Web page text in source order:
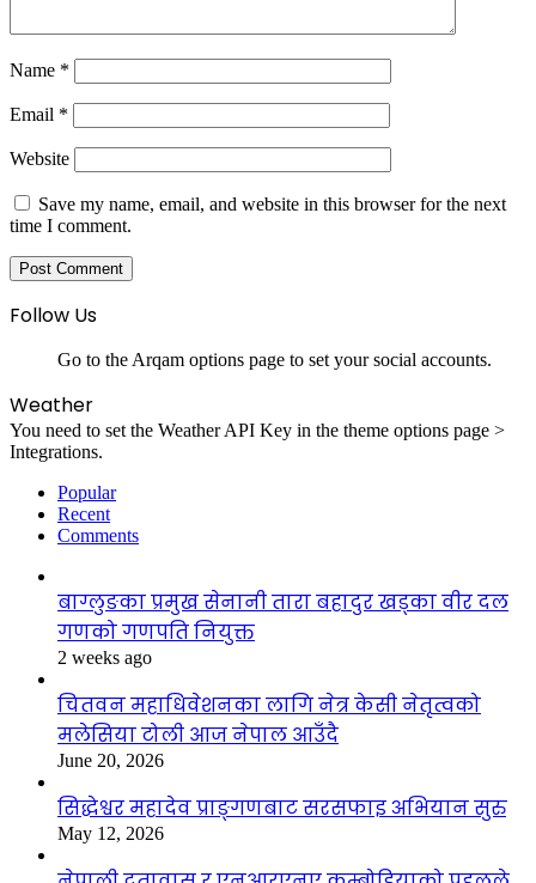
Name *
Email *
Website
Save my name, email, and website in this browser for the next
time I comment.
Follow Us
Go to the Arqam options page to set your social accounts.
Weather
You need to set the Weather API Key in the theme options page >
Integrations.
Popular
Recent
Comments
बाग्लुङका प्रमुख सेनानी तारा बहादुर खड्का वीर दल
गणको गणपति नियुक्त
2 weeks ago
चितवन महाधिवेशनका लागि नेत्र केसी नेतृत्वको
मलेसिया टोली आज नेपाल आउँदै
June 20, 2026
सिद्धेश्वर महादेव प्राङ्गणबाट सरसफाइ अभियान सुरु
May 12, 2026